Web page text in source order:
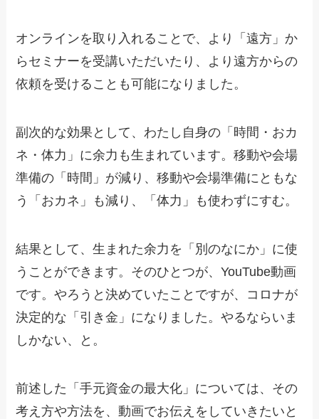
オンラインを取り入れることで、より「遠方」か
らセミナーを受講いただいたり、より遠方からの
依頼を受けることも可能になりました。
副次的な効果として、わたし自身の「時間・おカ
ネ・体力」に余力も生まれています。移動や会場
準備の「時間」が減り、移動や会場準備にともな
う「おカネ」も減り、「体力」も使わずにすむ。
結果として、生まれた余力を「別のなにか」に使
うことができます。そのひとつが、YouTube動画
です。やろうと決めていたことですが、コロナが
決定的な「引き金」になりました。やるならいま
しかない、と。
前述した「手元資金の最大化」については、その
考え方や方法を、動画でお伝えをしていきたいと